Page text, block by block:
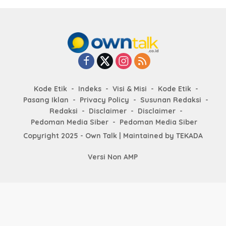
Kode Etik Indeks Visi & Misi
Kode Etik
Pasang Iklan
Privacy Policy
Susunan Redaksi
Redaksi
Disclaimer
Disclaimer
Pedoman Media Siber
Pedoman Media Siber
Copyright 2025 - Own Talk | Maintained by TEKADA
Versi Non AMP